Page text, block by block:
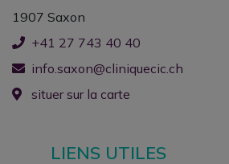
1907 Saxon
+41 27 743 40 40
info.saxon@cliniquecic.ch
situer sur la carte
LIENS UTILES